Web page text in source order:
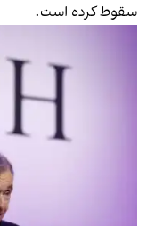
سقوط کرده است.